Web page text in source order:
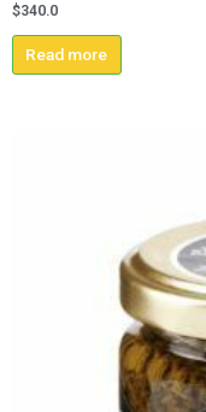
$340.0
Read more